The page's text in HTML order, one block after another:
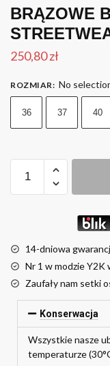
BRĄZOWE
250,80zł
ROZMIAR: No
36 37 40
14-dniowa
Nr 1 w modzie Y2K
Zaufały nam setki
Konserwacja
Wszystkie nasze
temperaturze